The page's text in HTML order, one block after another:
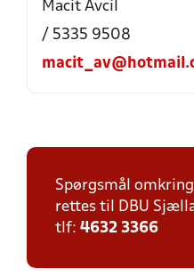
Macit Avcil
/ 5335 9508
Spørgsmål
rettes til DBU
tlf: 4632 3366